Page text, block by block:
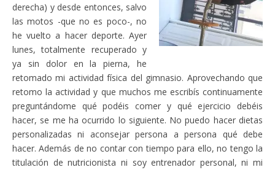
derecha) y desde entonces, salvo
las motos -que no es poco-, no
he vuelto a hacer deporte. Ayer
lunes, totalmente recuperado y
ya sin dolor en la pierna, he
retomado mi actividad física del gimnasio. Aprovechando que
retomo la actividad y que muchos me escribís continuamente
preguntándome qué podéis comer y qué ejercicio debéis
hacer, se me ha ocurrido lo siguiente. No puedo hacer dietas
personalizadas ni aconsejar persona a persona qué debe
hacer. Además de no contar con tiempo para ello, no tengo la
titulación de nutricionista ni soy entrenador personal, ni mi